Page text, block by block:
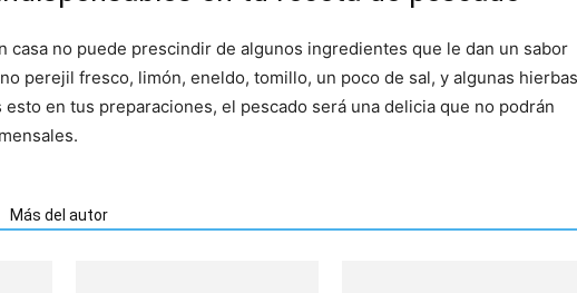
casa no puede prescindir de algunos ingredientes que le dan un sabor
perejil fresco, limón, eneldo, tomillo, un poco de sal, y algunas hierbas
en tus preparaciones, el pescado será una delicia que no podrán
Más del autor